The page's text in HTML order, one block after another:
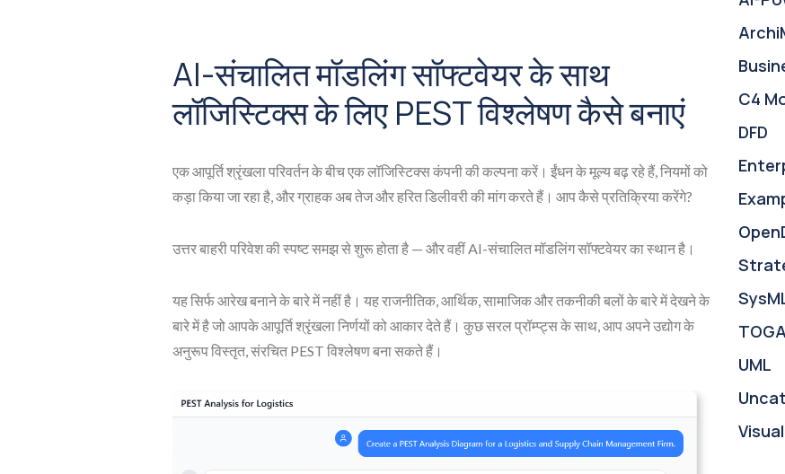
AI-संचालित मॉडलिंग सॉफ्टवेयर के साथ
लॉजिस्टिक्स के लिए PEST विश्लेषण कैसे बनाएं
एक आपूर्ति श्रृंखला परिवर्तन के बीच एक लॉजिस्टिक्स कंपनी की कल्पना करें। ईंधन के मूल्य बढ़ रहे हैं, नियमों को
कड़ा किया जा रहा है, और ग्राहक अब तेज और हरित डिलीवरी की मांग करते हैं। आप कैसे प्रतिक्रिया करेंगे?
उत्तर बाहरी परिवेश की स्पष्ट समझ से शुरू होता है — और वहीं AI-संचालित मॉडलिंग सॉफ्टवेयर का स्थान है।
यह सिर्फ आरेख बनाने के बारे में नहीं है। यह राजनीतिक, आर्थिक, सामाजिक और तकनीकी बलों के बारे में देखने के
बारे में है जो आपके आपूर्ति श्रृंखला निर्णयों को आकार देते हैं। कुछ सरल प्रॉम्प्ट्स के साथ, आप अपने उद्योग के
अनुरूप विस्तृत, संरचित PEST विश्लेषण बना सकते हैं।
C4
DFD
UML